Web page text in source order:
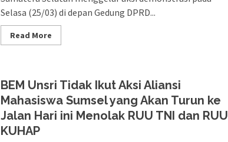
Selasa (25/03) di depan Gedung DPRD...
Read More
BEM Unsri Tidak Ikut Aksi Aliansi
Mahasiswa Sumsel yang Akan Turun ke
Jalan Hari ini Menolak RUU TNI dan RUU
KUHAP